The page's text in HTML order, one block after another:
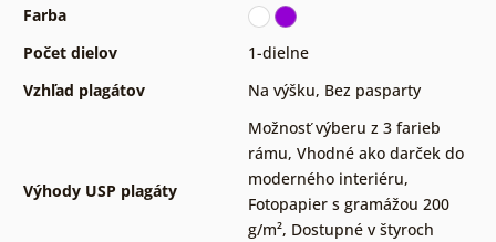
Farba
Počet dielov
1-dielne
Vzhľad plagátov
Na výšku, Bez pasparty
Výhody USP plagáty
Možnosť výberu z 3 farieb
rámu, Vhodné ako darček do
moderného interiéru,
Fotopapier s gramážou 200
g/m², Dostupné v štyroch